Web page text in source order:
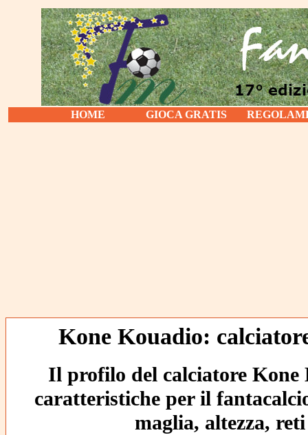
HOME GIOCA GRATIS
Kone Kouadio:
Il profilo del calciatore Kone
caratteristiche per il
maglia, altezza,